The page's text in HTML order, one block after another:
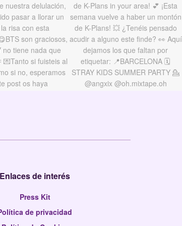
Enlaces de interés
Press Kit
de privacidad